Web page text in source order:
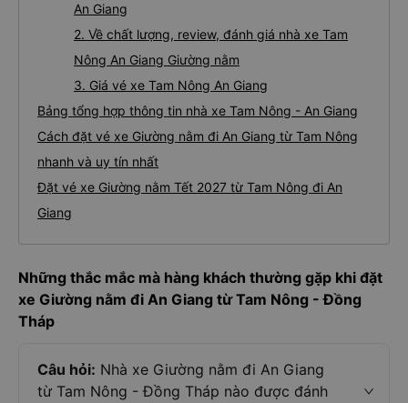
An Giang
2. Về chất lượng, review, đánh giá nhà xe Tam
Nông An Giang Giường nằm
3. Giá vé xe Tam Nông An Giang
Bảng tổng hợp thông tin nhà xe Tam Nông - An Giang
Cách đặt vé xe Giường nằm đi An Giang từ Tam Nông
nhanh và uy tín nhất
Đặt vé xe Giường nằm Tết 2027 từ Tam Nông đi An
Giang
Những thắc mắc mà hàng khách thường gặp khi đặt
xe Giường nằm đi An Giang từ Tam Nông - Đồng
Tháp
Câu hỏi: Nhà xe Giường nằm đi An Giang
từ Tam Nông - Đồng Tháp nào được đánh